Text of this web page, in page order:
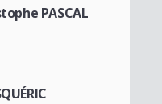
PASCAL